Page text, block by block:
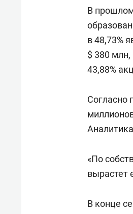
В
в 48,73%
$ 380
43,88%
Согласно
«По
вырастет
В конце